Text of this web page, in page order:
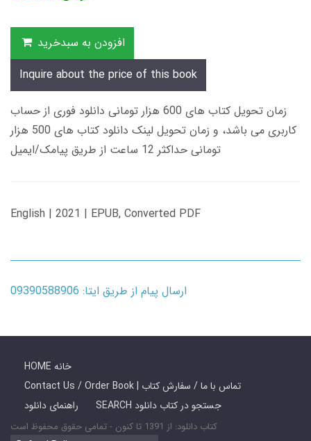
افزودن به سبدخرید
Inquire about the price of this book
زمان تحویل کتاب های 600 هزار تومانی دانلود فوری از حساب
کاربری می باشد، و زمان تحویل لینک دانلود کتاب های 500 هزار
تومانی حداکثر 12 ساعت از طریق پیامک/ایمیل
English | 2021 | EPUB, Converted PDF
ارسال پیام از طریق ایتا: 09390588906
HOME خانه
Contact Us / Order Book | تماس با ما / سفارش کتاب
راهنمای دانلود
SEARCH جستجو در کتاب دانلود
کتاب دانلود: از 1391 تا کنون - تمامی حقوق محفوظ است